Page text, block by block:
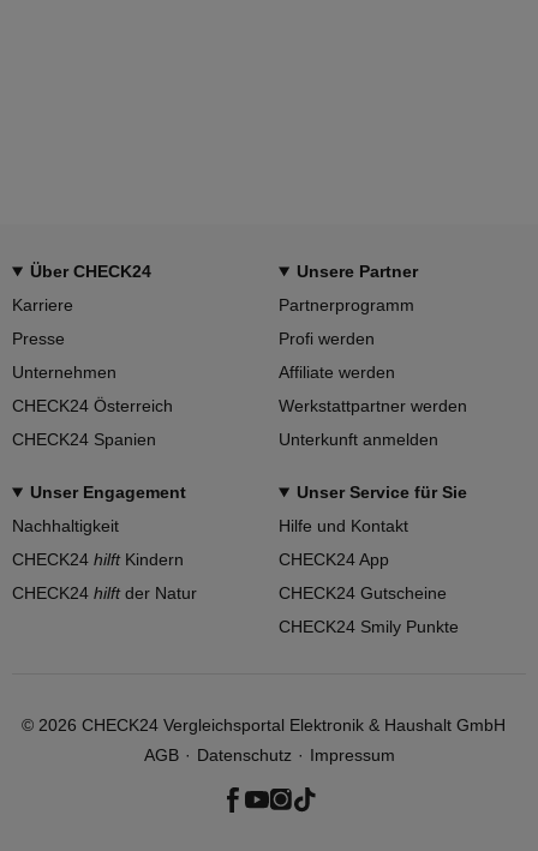
Über CHECK24
Karriere
Presse
Unternehmen
CHECK24 Österreich
CHECK24 Spanien
Unsere Partner
Partnerprogramm
Profi werden
Affiliate werden
Werkstattpartner werden
Unterkunft anmelden
Unser Engagement
Nachhaltigkeit
CHECK24 hilftKindern
CHECK24 hilftder Natur
Unser Service für Sie
Hilfe und Kontakt
CHECK24 App
CHECK24 Gutscheine
CHECK24 Smily Punkte
© 2026 CHECK24 Vergleichsportal Elektronik & Haushalt GmbH
AGB
Datenschutz Impressum